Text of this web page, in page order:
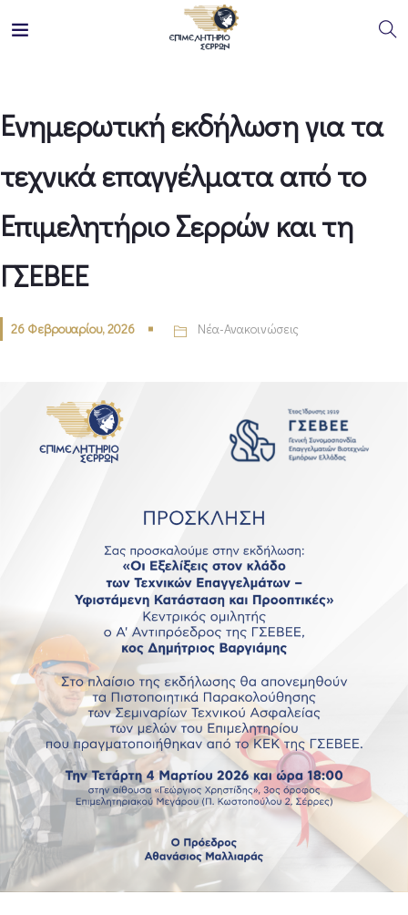
Ενημερωτική εκδήλωση για τα
τεχνικά επαγγέλματα από το
Επιμελητήριο Σερρών και τη
ΓΣΕΒΕΕ
26 Φεβρουαρίου, 2026 Νέα-Ανακοινώσεις